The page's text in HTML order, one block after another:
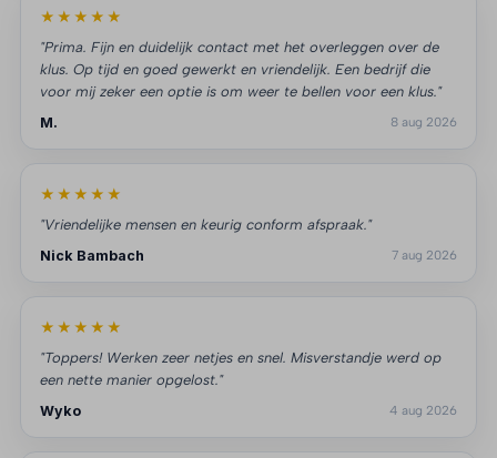
★★★★★
"Prima. Fijn en duidelijk contact met het overleggen over de
klus. Op tijd en goed gewerkt en vriendelijk. Een bedrijf die
voor mij zeker een optie is om weer te bellen voor een klus."
M.
8 aug 2026
★★★★★
"Vriendelijke mensen en keurig conform afspraak."
Nick Bambach
7 aug 2026
★★★★★
"Toppers! Werken zeer netjes en snel. Misverstandje werd op
een nette manier opgelost."
Wyko
4 aug 2026